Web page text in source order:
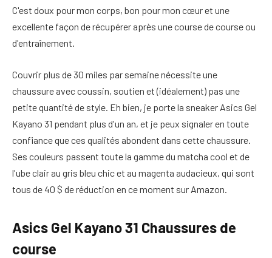
C'est doux pour mon corps, bon pour mon cœur et une
excellente façon de récupérer après une course de course ou
d'entraînement.
Couvrir plus de 30 miles par semaine nécessite une
chaussure avec coussin, soutien et (idéalement) pas une
petite quantité de style. Eh bien, je porte la sneaker Asics Gel
Kayano 31 pendant plus d'un an, et je peux signaler en toute
confiance que ces qualités abondent dans cette chaussure.
Ses couleurs passent toute la gamme du matcha cool et de
l'ube clair au gris bleu chic et au magenta audacieux, qui sont
tous de 40 $ de réduction en ce moment sur Amazon.
Asics Gel Kayano 31 Chaussures de
course